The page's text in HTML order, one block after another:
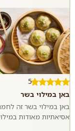
5
באן במילוי בשר
באן במילוי בשר זה
אסיאתיות מאודות